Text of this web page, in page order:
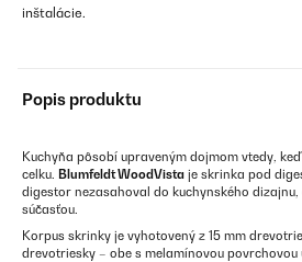
inštalácie.
Popis produktu
Kuchyňa pôsobí upraveným dojmom vtedy,
celku. Blumfeldt WoodVista je skrinka pod
digestor nezasahoval do kuchynského
súčasťou.
Korpus skrinky je vyhotovený z 15 mm
drevotriesky – obe s melamínovou